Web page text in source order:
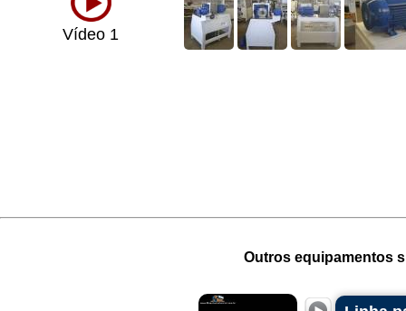
Vídeo 1
Outros equipamentos